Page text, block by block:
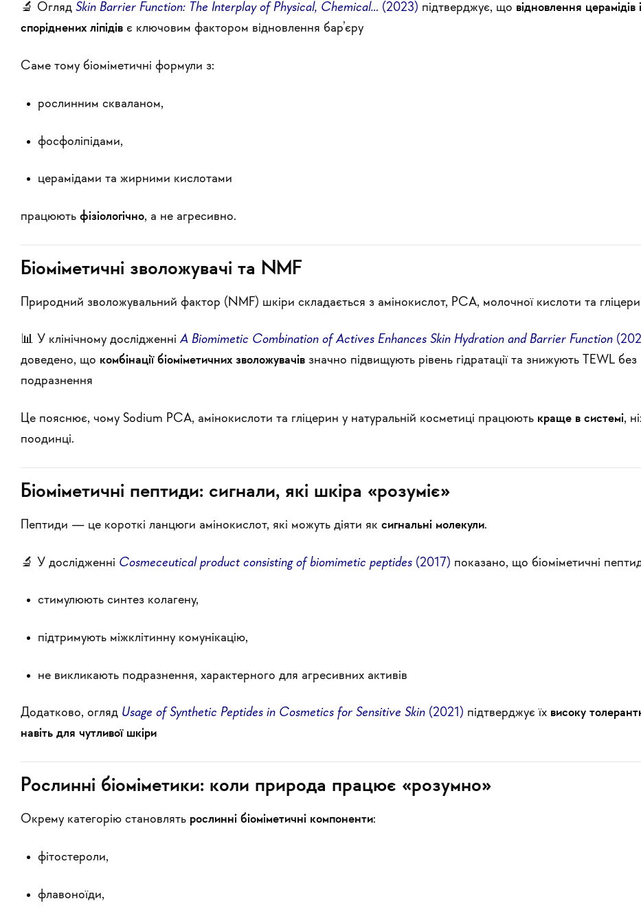
🔬 Огляд Skin Barrier Function: The Interplay of Physical, Chemical… (2023) підтверджує, що відновлення церамідів і
споріднених ліпідів є ключовим фактором відновлення бар’єру
Саме тому біоміметичні формули з:
рослинним скваланом,
фосфоліпідами,
церамідами та жирними кислотами
працюють фізіологічно, а не агресивно.
Біоміметичні зволожувачі та NMF
Природний зволожувальний фактор (NMF) шкіри складається з амінокислот, PCA, молочної кислоти та
📊 У клінічному дослідженніA Biomimetic Combination of Actives Enhances Skin Hydration and Barrier Function
доведено, що комбінації біоміметичних зволожувачів значно підвищують рівень гідратації та знижують TEWL без
подразнення
Це пояснює, чому Sodium PCA, амінокислоти та гліцерин у натуральній косметиці працюють краще в системі,
поодинці.
Біоміметичні пептиди: сигнали, які шкіра «розуміє»
Пептиди — це короткі ланцюги амінокислот, які можуть діяти як сигнальні молекули.
🔬 У дослідженні Cosmeceutical product consisting of biomimetic peptides (2017) показано, що біоміметичні
стимулюють синтез колагену,
підтримують міжклітинну комунікацію,
не викликають подразнення, характерного для агресивних активів
Додатково, огляд Usage of Synthetic Peptides in Cosmetics for Sensitive Skin (2021) підтверджує їх високу
навіть для чутливої шкіри
Рослинні біоміметики: коли природа працює «розумно»
Окрему категорію становлять рослинні біоміметичні компоненти:
фітостероли,
флавоноїди,